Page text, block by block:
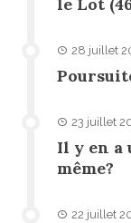
le Lot
28 juillet
23 juillet
Il y en a
même?
22 juillet